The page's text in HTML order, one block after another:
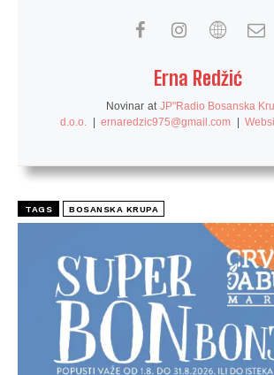
Erna Redžić
Novinar at JP"Radio Bosanska
d.o.o.
| ernaredzic975@gmail.com |
TAGS BOSANSKA KRUPA